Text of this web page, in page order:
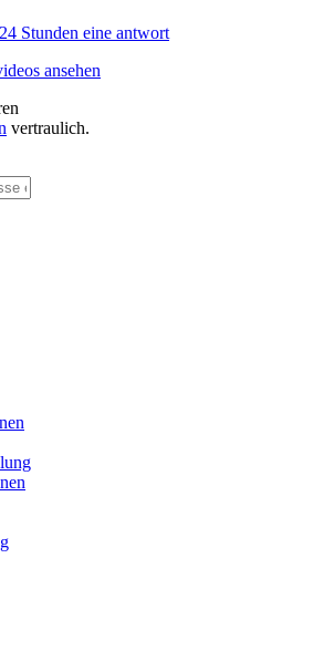
Stunden eine antwort
ansehen
vertraulich.